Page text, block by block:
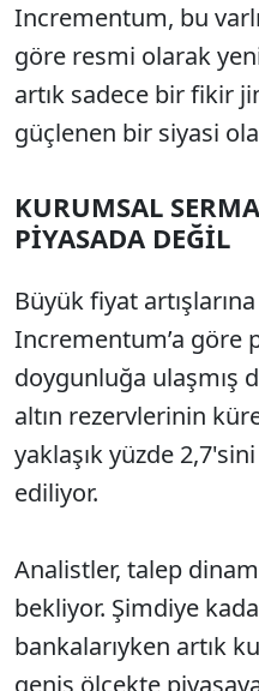
Incrementum, bu
göre resmi olarak
artık sadece bir fikir
güçlenen bir siyasi
KURUMSAL
PİYASADA DEĞİL
Büyük fiyat
Incrementum’a göre
doygunluğa ulaşmış
altın rezervlerinin
yaklaşık yüzde
ediliyor.
Analistler, talep
bekliyor. Şimdiye
bankalarıyken artık